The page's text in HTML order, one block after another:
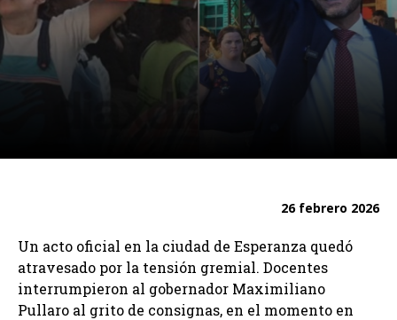
26 febrero 2026
Un acto oficial en la ciudad de Esperanza quedó
atravesado por la tensión gremial. Docentes
interrumpieron al gobernador Maximiliano
Pullaro al grito de consignas, en el momento en